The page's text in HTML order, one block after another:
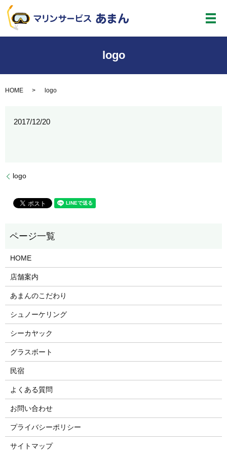
メ
logo
HOME logo
2017/12/20
logo
HOME
店舗案内
あまんのこだわり
シュノーケリング
シーカヤック
グラスボート
民宿
よくある質問
お問い合わせ
プライバシーポリシー
サイトマップ